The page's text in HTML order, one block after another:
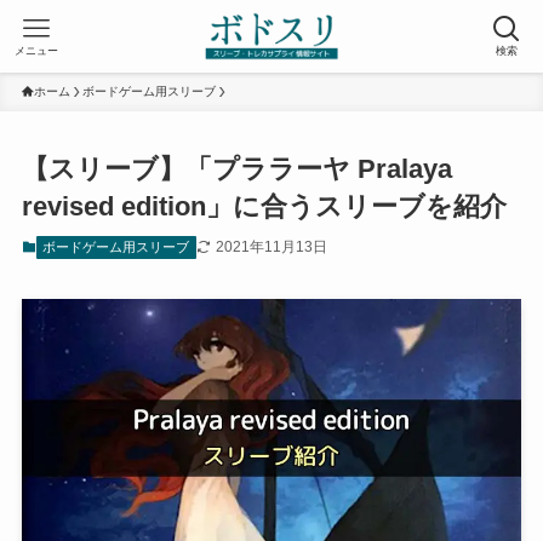
検索
メニュー
ホーム ボードゲーム用スリーブ
【スリーブ】「プララーヤ Pralaya
revised edition」に合うスリーブを紹介
ボードゲーム用スリーブ 2021年11月13日